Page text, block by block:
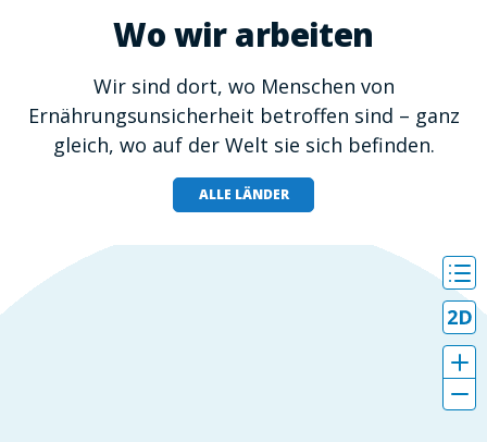
Wo wir arbeiten
Wir sind dort, wo Menschen von
Ernährungsunsicherheit betroffen sind – ganz
gleich, wo auf der Welt sie sich befinden.
ALLE LÄNDER